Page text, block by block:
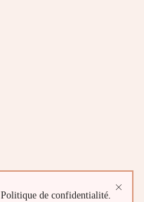
Politique de confidentialité